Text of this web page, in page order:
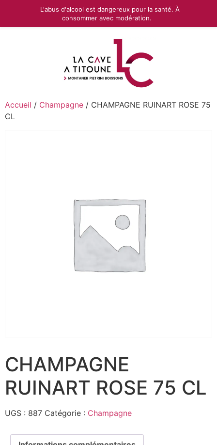
Accueil / Champagne / CHAMPAGNE RUINART ROSE 75
CL
CHAMPAGNE
RUINART ROSE 75 CL
UGS : 887 Catégorie : Champagne
L'abus d'alcool est dangereux pour la santé. À
consommer avec modération.